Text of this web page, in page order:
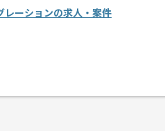
までのご経験を活かしてご活躍いた
レーションの求人・案件